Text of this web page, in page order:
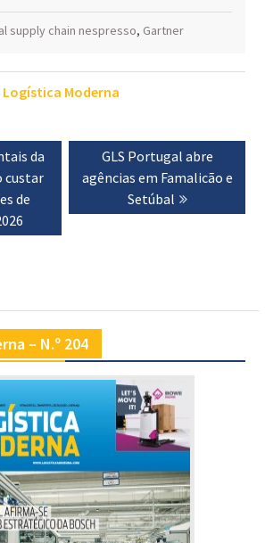
supply chain nespresso, Gartner
Logística Moderna
da
custar
de
Next
post:
GLS Portugal abre
agências em Famalicão e
Setúbal
– N.º 204